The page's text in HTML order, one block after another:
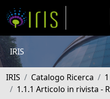
IRIS
IRIS Catalogo Ricerca
1.1.1 Articolo in rivista -